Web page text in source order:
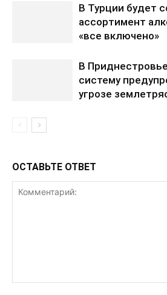
В Турции будет
ассортимент
«все включено»
В
систему
угрозе
ОСТАВЬТЕ ОТВЕТ